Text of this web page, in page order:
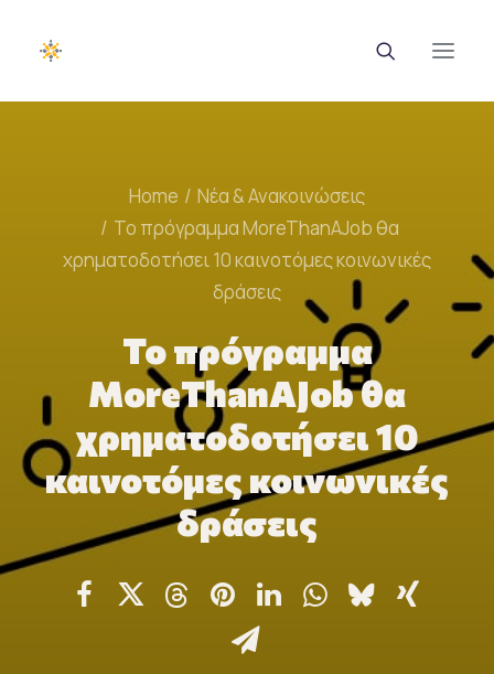
EUROTRAINING
ΣΑΕΚ
Σεμινάρια
Ευρωπαϊκά Προγράμματα
Εθνικά Προγράμματα
Voucher
Νέα & Ανακοινώσεις
Επικοινωνία
Ευκαιρίες Καριέρας
e-mathisi
Home
Νέα & Ανακοινώσεις
Το πρόγραμμα MoreThanAJob θα
χρηματοδοτήσει 10 καινοτόμες κοινωνικές
δράσεις
Το πρόγραμμα
MoreThanAJob θα
χρηματοδοτήσει 10
καινοτόμες κοινωνικές
δράσεις